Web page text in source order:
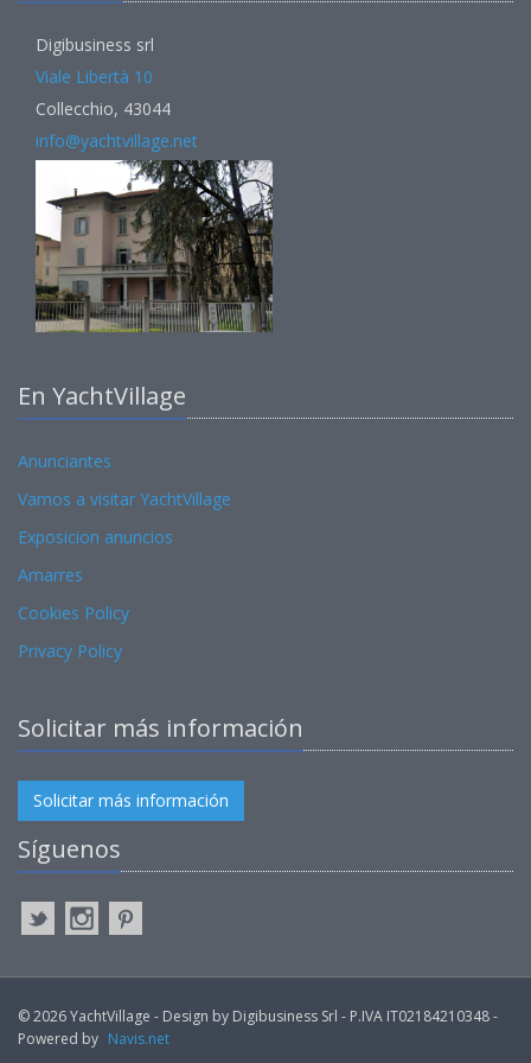
Digibusiness srl
Viale Libertà 10
Collecchio, 43044
info@yachtvillage.net
En YachtVillage
Anunciantes
Vamos a visitar YachtVillage
Exposicion anuncios
Amarres
Cookies Policy
Privacy Policy
Solicitar más información
Solicitar más información
Síguenos
© 2026 YachtVillage - Design by Digibusiness Srl - P.IVA IT02184210348 -
Powered by Navis.net